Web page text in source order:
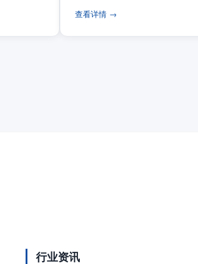
查看详情 →
行业资讯